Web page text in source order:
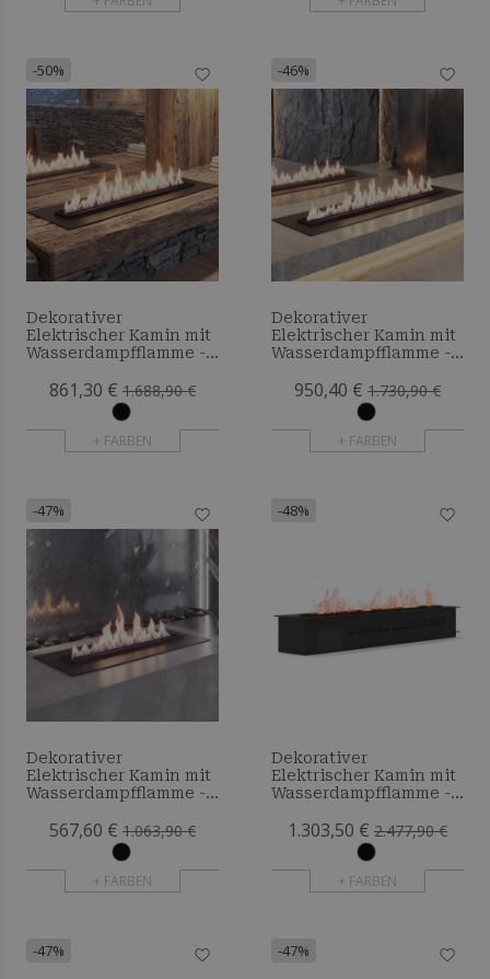
-50%
Dekorativer
Elektrischer Kamin mit
Wasserdampfflamme -
861,30 € 1.688,90 €
+ FARBEN
-46%
Dekorativer
Elektrischer Kamin mit
Wasserdampfflamme -
950,40 € 1.730,90 €
+ FARBEN
-47%
Dekorativer
Elektrischer Kamin mit
Wasserdampfflamme -
567,60 € 1.063,90 €
+ FARBEN
-48%
Dekorativer
Elektrischer Kamin mit
Wasserdampfflamme -
1.303,50 € 2.477,90 €
+ FARBEN
-47% -47%